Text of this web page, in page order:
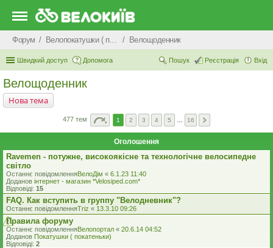
Форум Велопокатушки ( покатеньки), велопоходи, туризм. Велощоденник
Швидкий доступ Допомога Вхід
Реєстрація
Пошук
Велощоденник
Нова тема
477 тем 1 2 3 4 5 16
Оголошення
Ravemen - потужне, високоякісне та технологічне велосипедне
світло
Останнє повідомленняВелоДім « 6.1.23 11:40
Доданов iнтернет - магазин *Velosiped.com*
Відповіді: 15
FAQ. Как вступить в группу "Велодневник"?
Останнє повідомленняTriz « 13.3.10 09:26
Правила форуму
Останнє повідомленняВелопортал « 20.6.14 04:52
Доданов Покатушки ( покатеньки)
Відповіді: 2